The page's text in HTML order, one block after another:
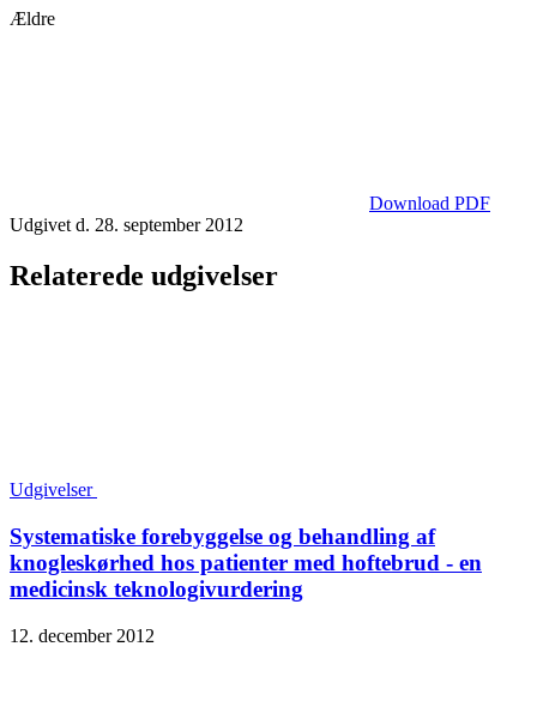
Ældre
Download PDF
Udgivet d. 28. september 2012
Relaterede udgivelser
Udgivelser
Systematiske forebyggelse og behandling af
knogleskørhed hos patienter med hoftebrud - en
medicinsk teknologivurdering
12. december 2012